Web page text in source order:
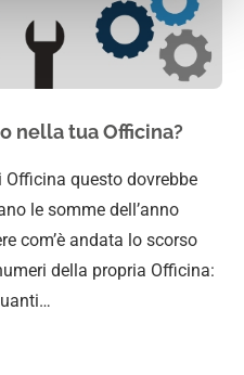
nella tua Officina?
questo dovrebbe
le somme dell’anno
com’è andata lo scorso
della propria Officina: